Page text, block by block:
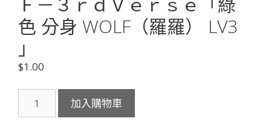
色 分身 WOLF（羅羅） LV3
」
$1.00
P03-
加入購物車